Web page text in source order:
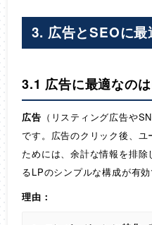
3. 広告とSEOに最
3.1 広告に最適なの
広告 （リスティング広告や
です。広告のクリック後、
ためには、余計な情報を排
るLPのシンプルな構成が有効
理由：